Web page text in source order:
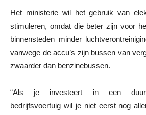
Het ministerie wil het gebruik van
stimuleren, omdat die beter zijn voor
binnensteden minder
vanwege de accu’s zijn bussen van
zwaarder dan benzinebussen.
“Als je investeert in een
bedrijfsvoertuig wil je niet eerst nog